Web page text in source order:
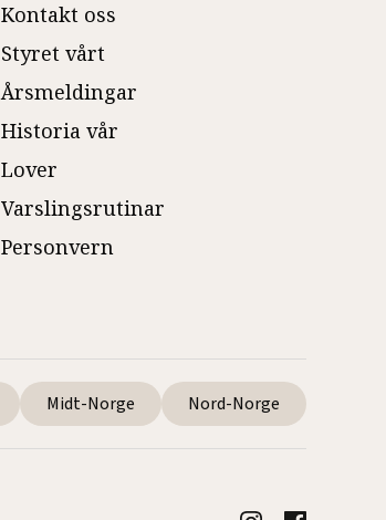
Kontakt oss
Styret vårt
Årsmeldingar
Historia vår
Lover
Varslingsrutinar
Personvern
Midt-Norge Nord-Norge